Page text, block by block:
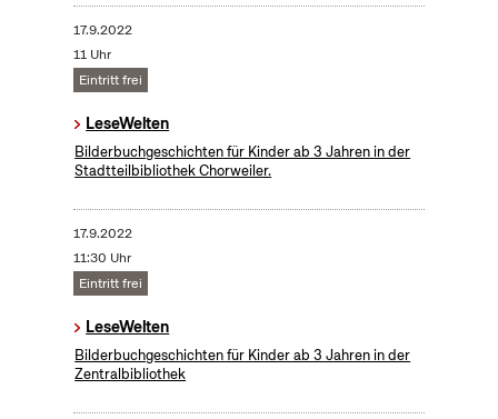
17.9.2022
11 Uhr
Eintritt frei
LeseWelten
Bilderbuchgeschichten für Kinder ab 3 Jahren in der
Stadtteilbibliothek Chorweiler.
17.9.2022
11:30 Uhr
Eintritt frei
LeseWelten
Bilderbuchgeschichten für Kinder ab 3 Jahren in der
Zentralbibliothek